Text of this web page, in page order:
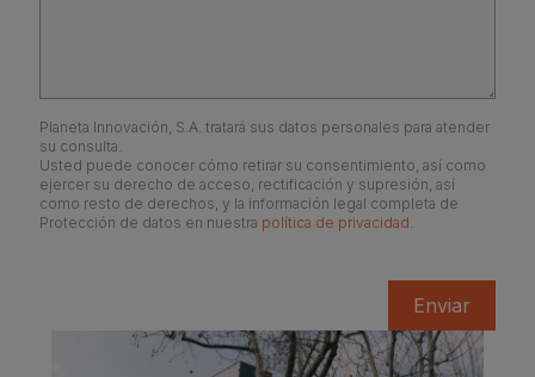
Planeta Innovación, S.A. tratará sus datos personales para atender
su consulta.
Usted puede conocer cómo retirar su consentimiento, así como
ejercer su derecho de acceso, rectificación y supresión, así
como resto de derechos, y la información legal completa de
Protección de datos en nuestra política de privacidad.